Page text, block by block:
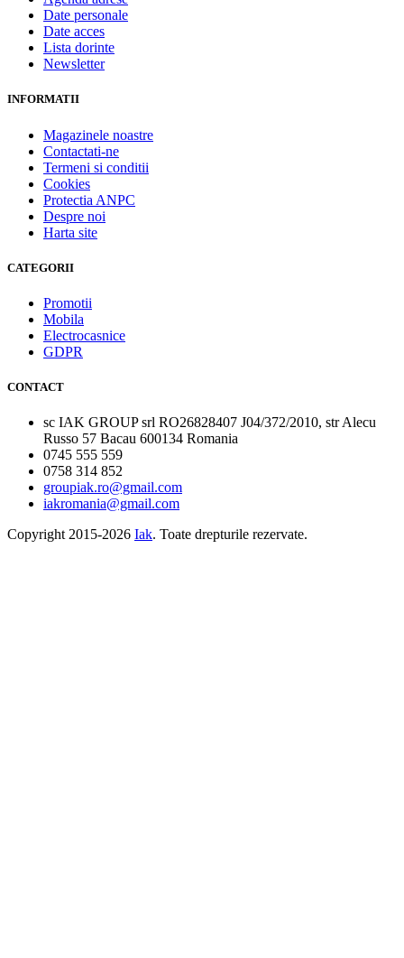
Date personale
Date acces
Lista dorinte
Newsletter
INFORMATII
Magazinele noastre
Contactati-ne
Termeni si conditii
Cookies
Protectia ANPC
Despre noi
Harta site
CATEGORII
Promotii
Mobila
Electrocasnice
GDPR
CONTACT
sc IAK GROUP srl RO26828407 J04/372/2010, str Alecu
Russo 57 Bacau 600134 Romania
0745 555 559
0758 314 852
groupiak.ro@gmail.com
iakromania@gmail.com
Copyright 2015-2026 Iak. Toate drepturile rezervate.